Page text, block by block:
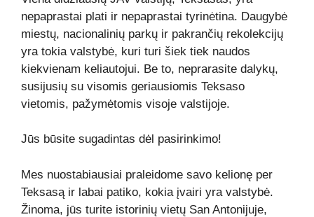
nepaprastai plati ir nepaprastai tyrinėtina. Daugybė
miestų, nacionalinių parkų ir pakrančių rekolekcijų
yra tokia valstybė, kuri turi šiek tiek naudos
kiekvienam keliautojui. Be to, neprarasite dalykų,
susijusių su visomis geriausiomis Teksaso
vietomis, pažymėtomis visoje valstijoje.
Jūs būsite sugadintas dėl pasirinkimo!
Mes nuostabiausiai praleidome savo kelionę per
Teksasą ir labai patiko, kokia įvairi yra valstybė.
Žinoma, jūs turite istorinių vietų San Antonijuje,